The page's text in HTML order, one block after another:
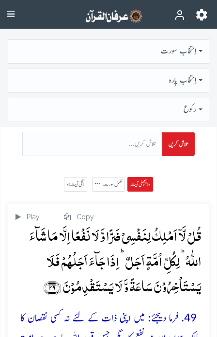
اِنتخاب سورت
اِنتخاب پارہ
رُكوع
تلاش کریں
پچھلی آیت » مکمل سورت « اگلی آیت
Play Copy
قُلۡ لَّاۤ اَمۡلِکُ لِنَفۡسِیۡ ضَرًّا وَّ لَا نَفۡعًا اِلَّا مَا شَآءَ
اللّٰہُ ؕ لِکُلِّ اُمَّۃٍ اَجَلٌ ؕ اِذَا جَآءَ اَجَلُہُمۡ فَلَا
یَسۡتَاۡخِرُوۡنَ سَاعَۃً وَّ لَا یَسۡتَقۡدِمُوۡنَ ﴿۴۹﴾
49. فرما دیجئے: میں اپنی ذات کے لئے نہ کسی نقصان کا